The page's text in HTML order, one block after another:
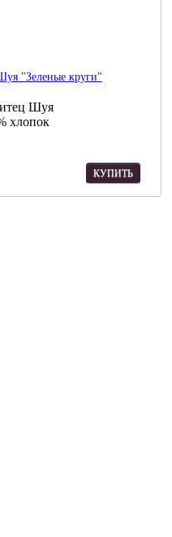
"Зеленые круги"
Шуя
хлопок
КУПИТЬ